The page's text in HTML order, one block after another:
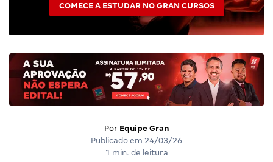
COMECE A ESTUDAR NO GRAN CURSOS
Por Equipe Gran
Publicado em 24/03/26
1 min. de leitura